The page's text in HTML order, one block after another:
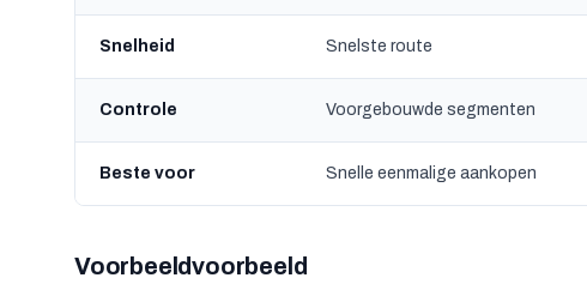
Snelheid Snelste route
Controle Voorgebouwde segmenten
Beste voor Snelle eenmalige aankopen
Voorbeeldvoorbeeld